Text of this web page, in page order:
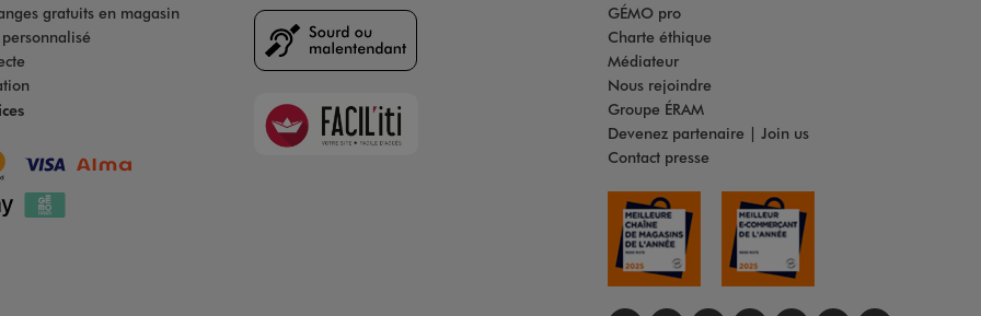
gratuits en magasin
Faciliti
GÉMO pro
Charte éthique
Médiateur
Nous rejoindre
Groupe ÉRAM
Devenez partenaire | Join us
Contact presse